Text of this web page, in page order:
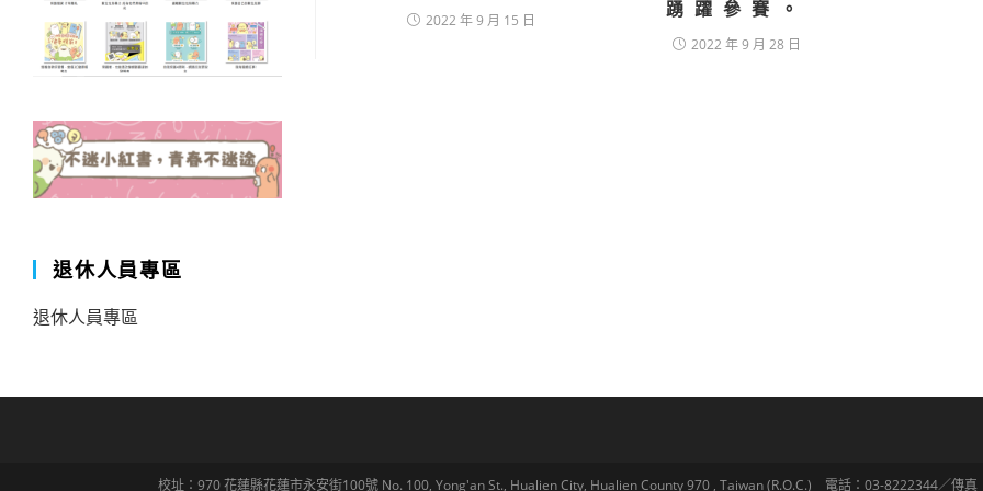
2022 年 9 月 15 日
踴躍參賽。
2022 年 9 月 28 日
退休人員專區
退休人員專區
校址：970 花蓮縣花蓮市永安街100號 No. 100, Yong'an St., Hualien City, Hualien County 970 , Taiwan (R.O.C.) 電話：03-8222344／傳